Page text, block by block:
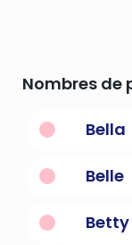
Nombres de
Bella
Belle
Betty